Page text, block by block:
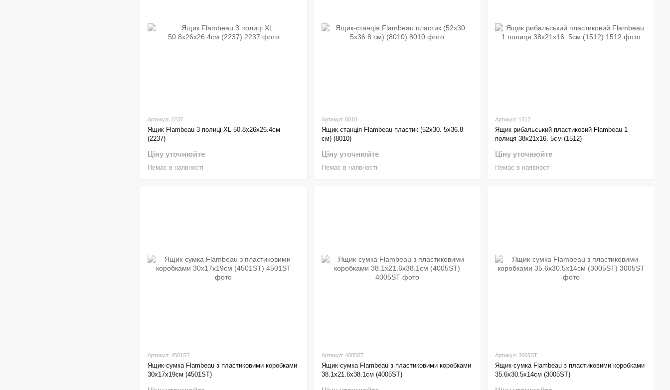
Артикул: 2237
Ящик Flambeau 3 полиці XL 50.8х26х26.4см
(2237)
Ціну уточнюйте
Немає в наявності
Артикул: 8010
Ящик-станція Flambeau пластик (52х30. 5х36.8
см) (8010)
Ціну уточнюйте
Немає в наявності
Артикул: 1512
Ящик рибальський пластиковий Flambeau 1
полиця 38х21х16. 5см (1512)
Ціну уточнюйте
Немає в наявності
Артикул: 4501ST
Ящик-сумка Flambeau з пластиковими коробками
30х17х19см (4501ST)
Артикул: 4005ST
Ящик-сумка Flambeau з пластиковими коробками
38.1х21.6х38.1см (4005ST)
Артикул: 3005ST
Ящик-сумка Flambeau з пластиковими коробками
35.6х30.5х14см (3005ST)